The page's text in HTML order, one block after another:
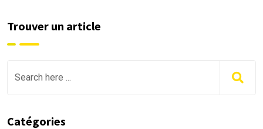
Trouver un article
Catégories